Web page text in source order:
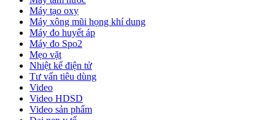
Máy tạo oxy
Máy xông mũi họng khí dung
Máy đo huyết áp
Máy đo Spo2
Mẹo vặt
Nhiệt kế điện tử
Tư vấn tiêu dùng
Video
Video HDSD
Video sản phẩm